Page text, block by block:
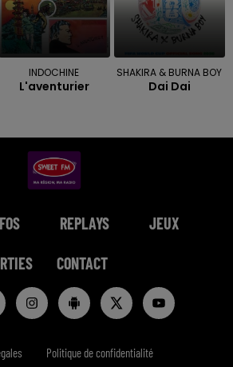
INDOCHINE
L'aventurier
SHAKIRA & BURNA BOY
Dai Dai
REPLAYS JEUX
CONTACT
Politique de confidentialité